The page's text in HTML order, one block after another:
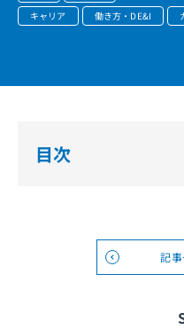
キャリア
働き方・DE&I
目次
記